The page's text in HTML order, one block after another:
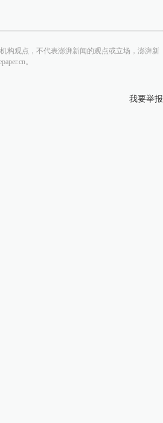
构观点，不代表澎湃新闻的观点或立场，澎湃新
。
我要举报